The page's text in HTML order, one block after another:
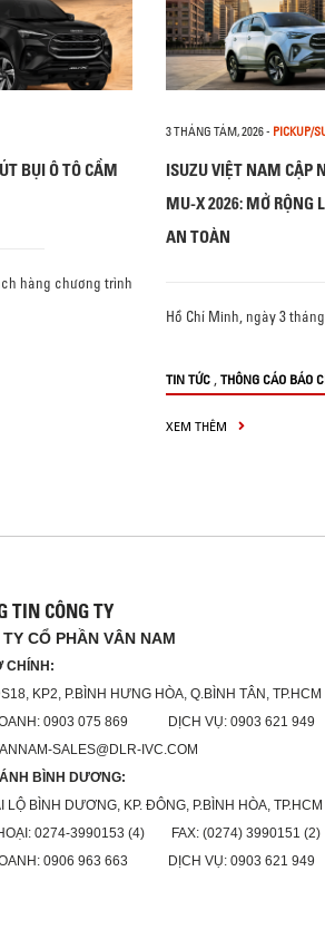
BỤI Ô TÔ CẦM
hàng chương trình
3 THÁNG TÁM, 2026- PICKUP/
ISUZU VIỆT NAM CẬP
MU-X 2026: MỞ RỘNG
AN TOÀN
Hồ Chí Minh, ngày 3
TIN TỨC , THÔNG CÁO BÁO
XEM THÊM
TIN CÔNG TY
CỔ PHẦN VÂN NAM
CHÍNH:
KP2, P.BÌNH HƯNG HÒA, Q.BÌNH TÂN, TP.HCM
0903 075 869 DỊCH VỤ: 0903 621 949
SALES@DLR-IVC.COM
BÌNH DƯƠNG:
LỘ BÌNH DƯƠNG, KP. ĐÔNG, P.BÌNH HÒA, TP.HCM
0274-3990153 (4) FAX: (0274) 3990151 (2)
0906 963 663 DỊCH VỤ: 0903 621 949